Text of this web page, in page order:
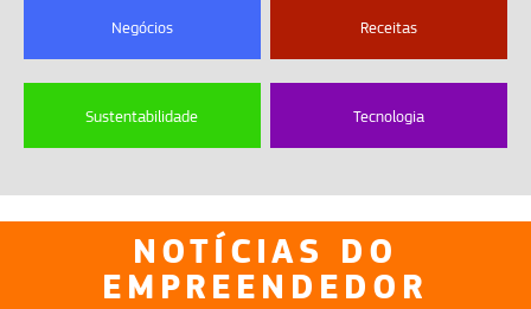
Negócios Receitas
Sustentabilidade Tecnologia
NOTÍCIAS DO
EMPREENDEDOR